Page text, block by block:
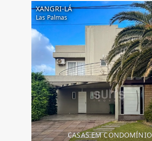
XANGRI-LÁ
Las Palmas
CASAS EM CONDOMÍNIO